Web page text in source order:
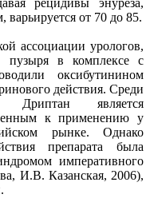
от 70 до 85.
ассоциации урологов,
пузыря в комплексе с
оксибутинином
действия. Среди
Дриптан является
к применению у
рынке. Однако
препарата была
императивного
И.В. Казанская, 2006),